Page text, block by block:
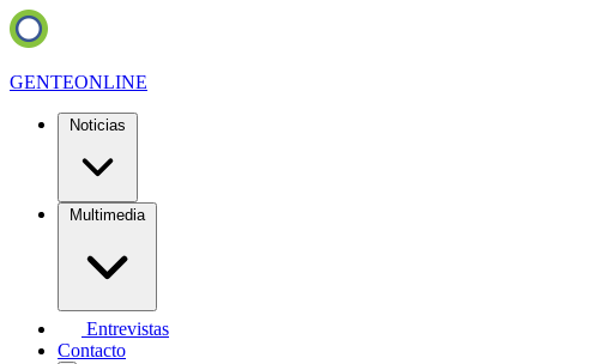
GENTEONLINE
Noticias
Multimedia
Entrevistas
Contacto